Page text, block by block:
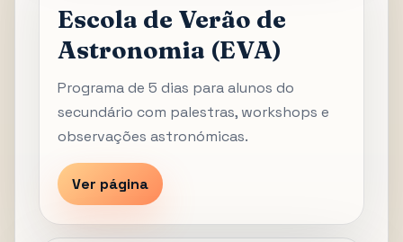
Escola de Verão de
Astronomia (EVA)
Programa de 5 dias para alunos do
secundário com palestras, workshops e
observações astronómicas.
Ver página